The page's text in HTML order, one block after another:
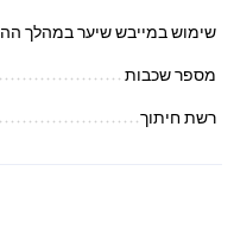
שימוש במייבש שיער במהלך
מספר שכבות
רשת חיתוך